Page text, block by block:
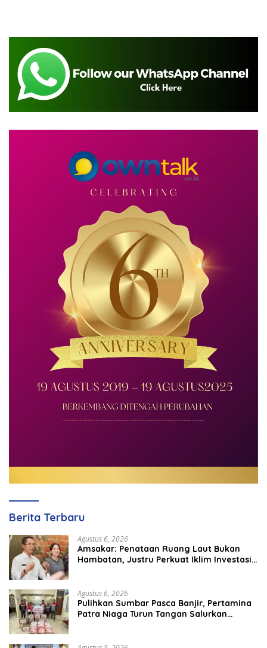
Berita Terbaru
Agustus 6, 2026
Amsakar: Penataan Ruang Laut Bukan
Hambatan, Justru Perkuat Iklim Investasi
Agustus 6, 2026
Pulihkan Sumbar Pasca Banjir, Pertamina
Patra Niaga Turun Tangan Salurkan